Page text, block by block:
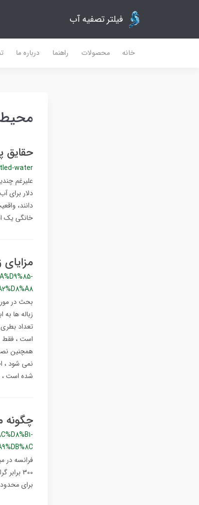
فیلتر تصفیه آب
خانه محصولات راهنما درباره ما
water
علیرغم
دلار برای
دانند،
خانگی یک
بحث در
زباله ها
تعداد
است ، فقط
همچنین
نمی شود ،
شده است ،
چگونه
300
برای